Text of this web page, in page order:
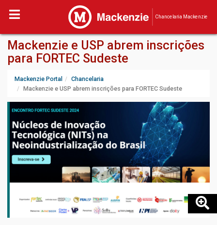
Chancelaria Mackenzie
Mackenzie e USP abrem inscrições
para FORTEC Sudeste
Mackenzie Portal
Chancelaria
Mackenzie e USP abrem inscrições para FORTEC Sudeste